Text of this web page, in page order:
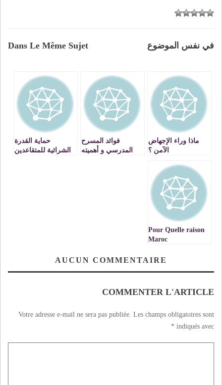
Dans Le Même Sujet في نفس الموضوع
ماذا وراء الإجهاض
الآمن ؟
فوائد المسرح
المدرسي و أهميته
حماية القدرة
الشرائية للمتقاعدين
Pour Quelle raison
Maroc
retiré un nom de
AUCUN COMMENTAIRE
COMMENTER L'ARTICLE
Votre adresse e-mail ne sera pas publiée. Les champs obligatoires sont
indiqués avec
*